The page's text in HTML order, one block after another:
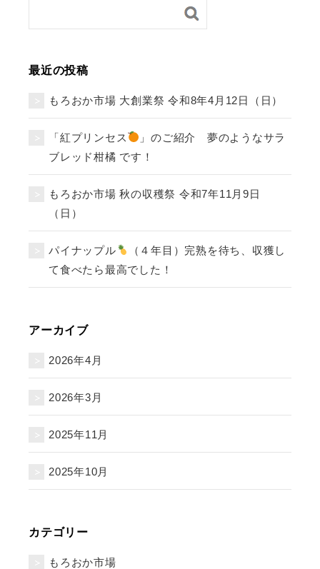
最近の投稿
もろおか市場 大創業祭 令和8年4月12日（日）
「紅プリンセス
」のご紹介 夢のようなサラ
ブレッド柑橘 です！
もろおか市場 秋の収穫祭 令和7年11月9日
（日）
パイナップル
（４年目）完熟を待ち、収獲し
て食べたら最高でした！
アーカイブ
2026年4月
2026年3月
2025年11月
2025年10月
カテゴリー
もろおか市場